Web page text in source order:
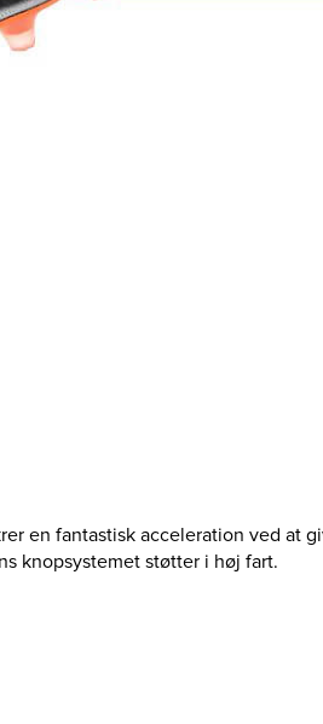
en fantastisk acceleration ved at
knopsystemet støtter i høj fart.